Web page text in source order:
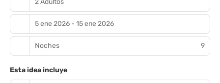
2 Adultos
5 ene 2026 - 15 ene 2026
Noches 9
Esta idea incluye